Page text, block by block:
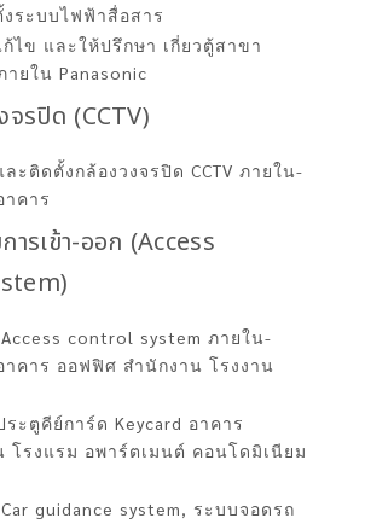
งระบบไฟฟ้าสื่อสาร
ไข และให้ปรึกษา เกี่ยวตู้สาขา
ยใน Panasonic
จรปิด (CCTV)
ะติดตั้งกล้องวงจรปิด CCTV ภายใน-
คาร
ารเข้า-ออก (Access
control system ภายใน-
าคาร ออฟฟิศ สำนักงาน โรงงาน
ะตูคีย์การ์ด Keycard อาคาร
โรงแรม อพาร์ตเมนต์ คอนโดมิเนียม
guidance system, ระบบจอดรถ